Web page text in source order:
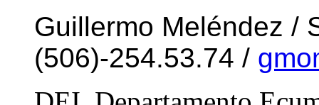
Guillermo Meléndez /
(506)-254.53.74 /